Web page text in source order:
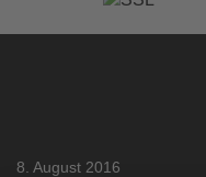
8. August 2016